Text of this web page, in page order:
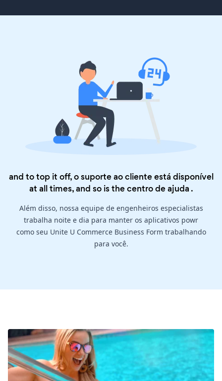
and to top it off, o suporte ao cliente está disponível
at all times, and so is thecentro de ajuda .
Além disso, nossa equipe de engenheiros especialistas
trabalha noite e dia para manter os aplicativos powr
como seu Unite U Commerce Business Form trabalhando
para você.